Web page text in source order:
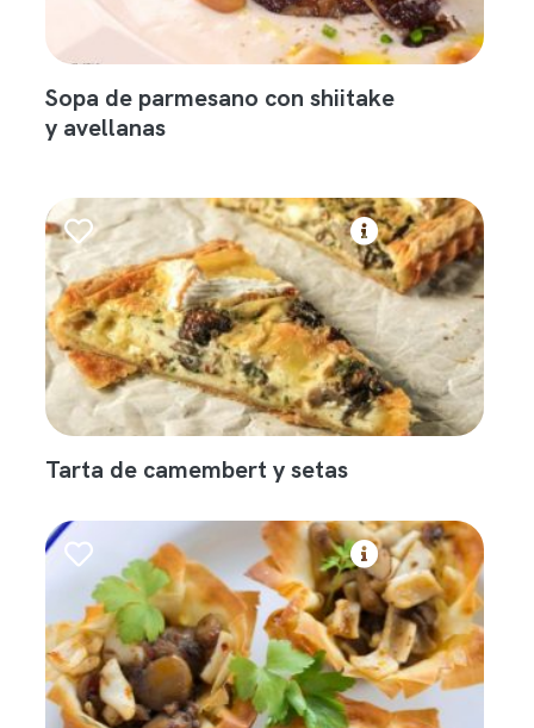
Sopa de parmesano con shiitake
y avellanas
Tarta de camembert y setas